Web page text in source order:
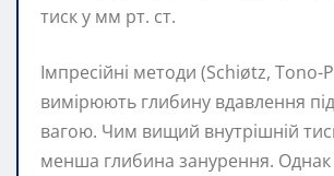
тиск у мм рт. ст.
Імпресійні методи (Schiøtz, Tono-
вимірюють глибину вдавлення
вагою. Чим вищий внутрішній
менша глибина занурення. Однак